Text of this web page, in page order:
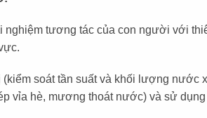
tương tác của con người với
soát tần suất và khối lượng nước
vỉa hè, mương thoát nước) và sử